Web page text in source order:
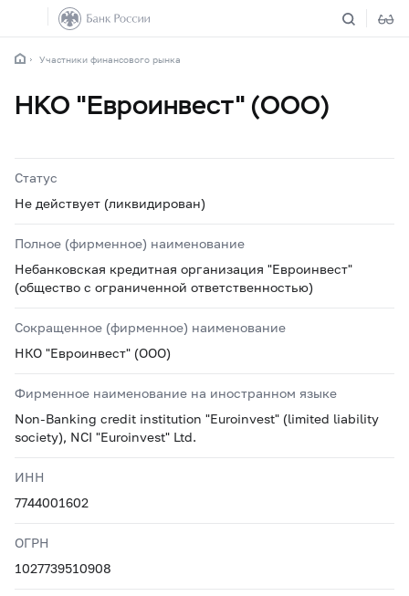
Участники финансового рынка
НКО "Евроинвест" (ООО)
Статус
Не действует (ликвидирован)
Полное (фирменное) наименование
Небанковская кредитная организация "Евроинвест"
(общество с ограниченной ответственностью)
Сокращенное (фирменное) наименование
НКО "Евроинвест" (ООО)
Фирменное наименование на иностранном языке
Non-Banking credit institution "Euroinvest" (limited liability
society), NCI "Euroinvest" Ltd.
ИНН
7744001602
ОГРН
1027739510908